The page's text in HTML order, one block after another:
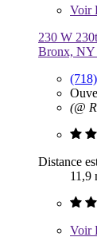
Voir
230 W
Bronx, NY
(@
Distance
11,9
Voir